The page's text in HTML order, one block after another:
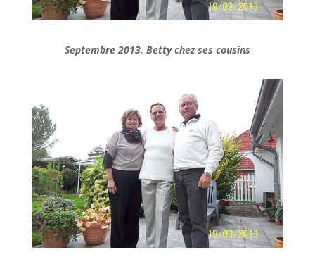
Septembre 2013, Betty chez ses cousins